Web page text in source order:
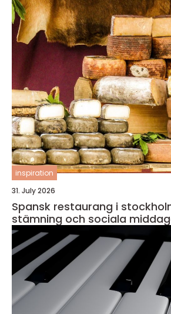
inspiration
31. July 2026
Spansk restaurang i stockholm
stämning och sociala